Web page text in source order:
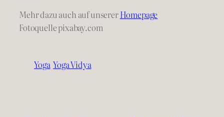
Mehr dazu auch auf unsererHomepage
Fotoquelle pixabay.com
Yoga Yoga Vidya